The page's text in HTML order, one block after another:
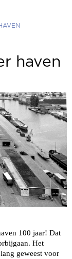
haven
100 jaar! Dat
Het
geweest voor